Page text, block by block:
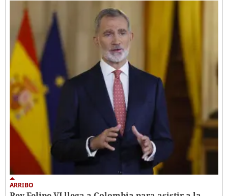
ARRIBO